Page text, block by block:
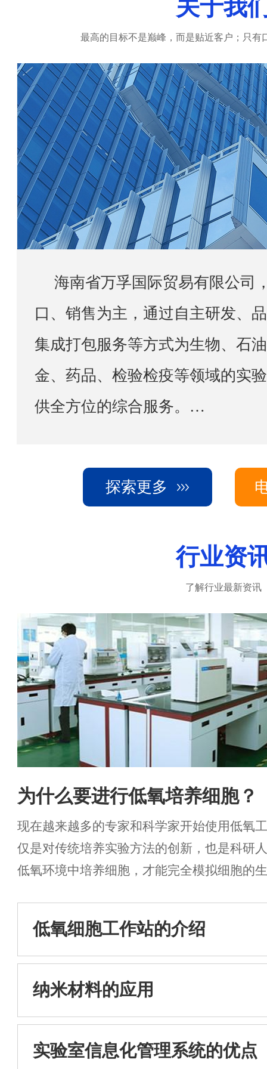
关于我
最高的目标不是巅峰，而是贴近客户；只有
口、销售为主，通过自主研发、
集成打包服务等方式为生物、石
金、药品、检验检疫等领域的实
供全方位的综合服务。
海，重庆，成都，西安，新疆等
备专业的工程师团队，负责售前
真正做到：诚信、负责、尊重客
号：hnwanfu@126.com...
探索更多
行业资
了解行业最新资讯
为什么要进行低氧培养细胞？
现在越来越多的专家和科学家开始使用低氧
仅是对传统培养实验方法的创新，也是科研
低氧环境中培养细胞，才能完全模拟细胞的
低氧细胞工作站的介绍
纳米材料的应用
实验室信息化管理系统的优点